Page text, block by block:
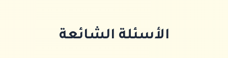
الأسئلة الشائعة